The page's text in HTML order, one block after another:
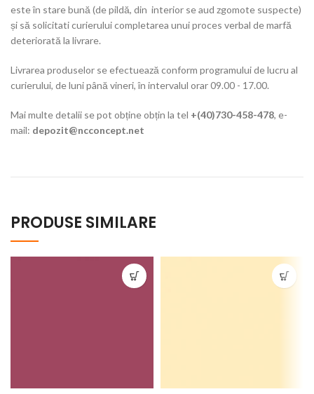
este în stare bună (de pildă, din interior se aud zgomote suspecte)
și să solicitati curierului completarea unui proces verbal de marfă
deteriorată la livrare.
Livrarea produselor se efectuează conform programului de lucru al
curierului, de luni până vineri, în intervalul orar 09.00 - 17.00.
Mai multe detalii se pot obține obțin la tel +(40)730-458-478, e-
mail: depozit@ncconcept.net
PRODUSE SIMILARE